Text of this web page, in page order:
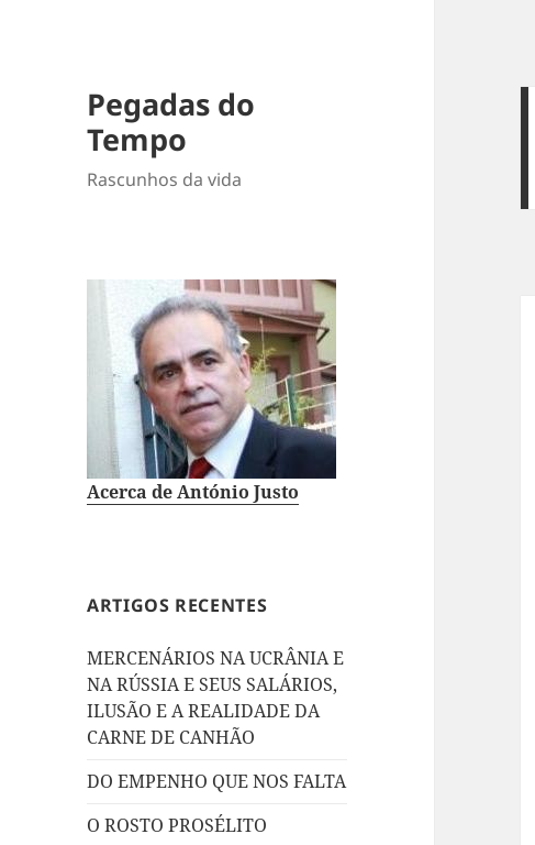
Pegadas do
Tempo
Rascunhos da vida
Acerca de António Justo
ARTIGOS RECENTES
MERCENÁRIOS NA UCRÂNIA E
NA RÚSSIA E SEUS SALÁRIOS,
ILUSÃO E A REALIDADE DA
CARNE DE CANHÃO
DO EMPENHO QUE NOS FALTA
O ROSTO PROSÉLITO